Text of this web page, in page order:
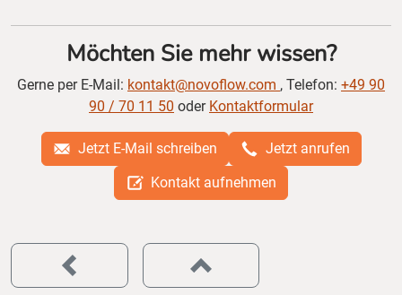
Möchten Sie mehr wissen?
Gerne per E-Mail: kontakt@novoflow.com , Telefon: +49 90
90 / 70 11 50 oder Kontaktformular
Jetzt E-Mail schreiben
Jetzt anrufen
Kontakt aufnehmen